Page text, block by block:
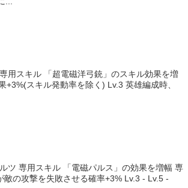
用スキル 「超電磁洋弓銃」のスキル効果を増
スキル発動率を除く) Lv.3 英雄編成時、
ツ 専用スキル 「電磁パルス」の効果を増幅 専
の攻撃を失敗させる確率+3% Lv.3 - Lv.5 -